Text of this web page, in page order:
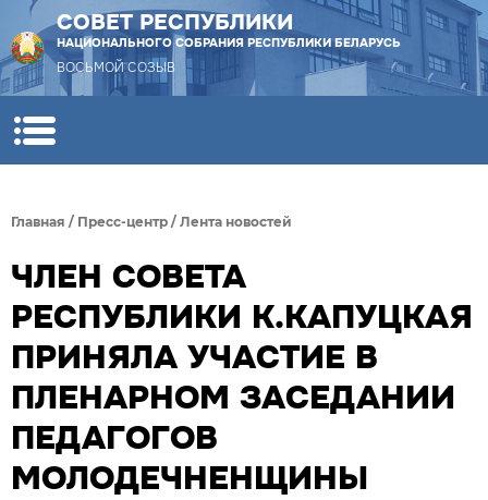
СОВЕТ РЕСПУБЛИКИ
НАЦИОНАЛЬНОГО СОБРАНИЯ РЕСПУБЛИКИ БЕЛАРУСЬ
ВОСЬМОЙ СОЗЫВ
Главная / Пресс-центр / Лента новостей
ЧЛЕН СОВЕТА
РЕСПУБЛИКИ К.КАПУЦКАЯ
ПРИНЯЛА УЧАСТИЕ В
ПЛЕНАРНОМ ЗАСЕДАНИИ
ПЕДАГОГОВ
МОЛОДЕЧНЕНЩИНЫ